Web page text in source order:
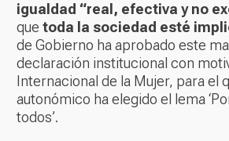
igualdad “real, efectiva y no
que toda la sociedad esté
de Gobierno ha aprobado este
declaración institucional con
Internacional de la Mujer, para el
autonómico ha elegido el lema
todos’.